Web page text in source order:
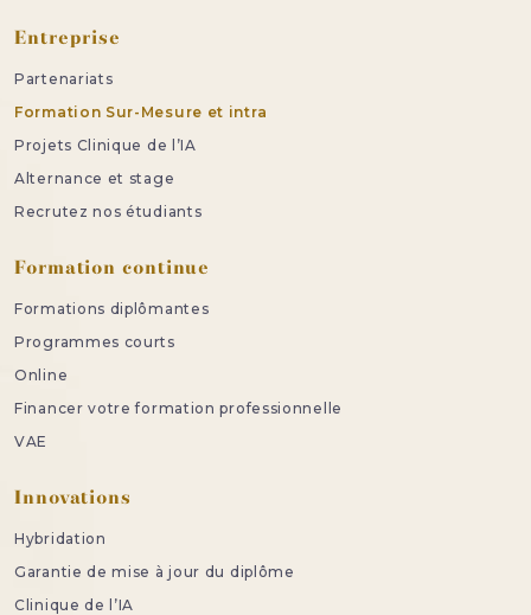
Entreprise
Partenariats
Formation Sur-Mesure et intra
Projets Clinique de l’IA
Alternance et stage
Recrutez nos étudiants
Formation continue
Formations diplômantes
Programmes courts
Online
Financer votre formation professionnelle
VAE
Innovations
Hybridation
Garantie de mise à jour du diplôme
Clinique de l’IA